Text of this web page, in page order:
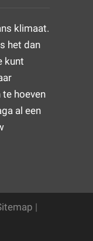
klimaat.
het dan
kunt
te hoeven
al een
|